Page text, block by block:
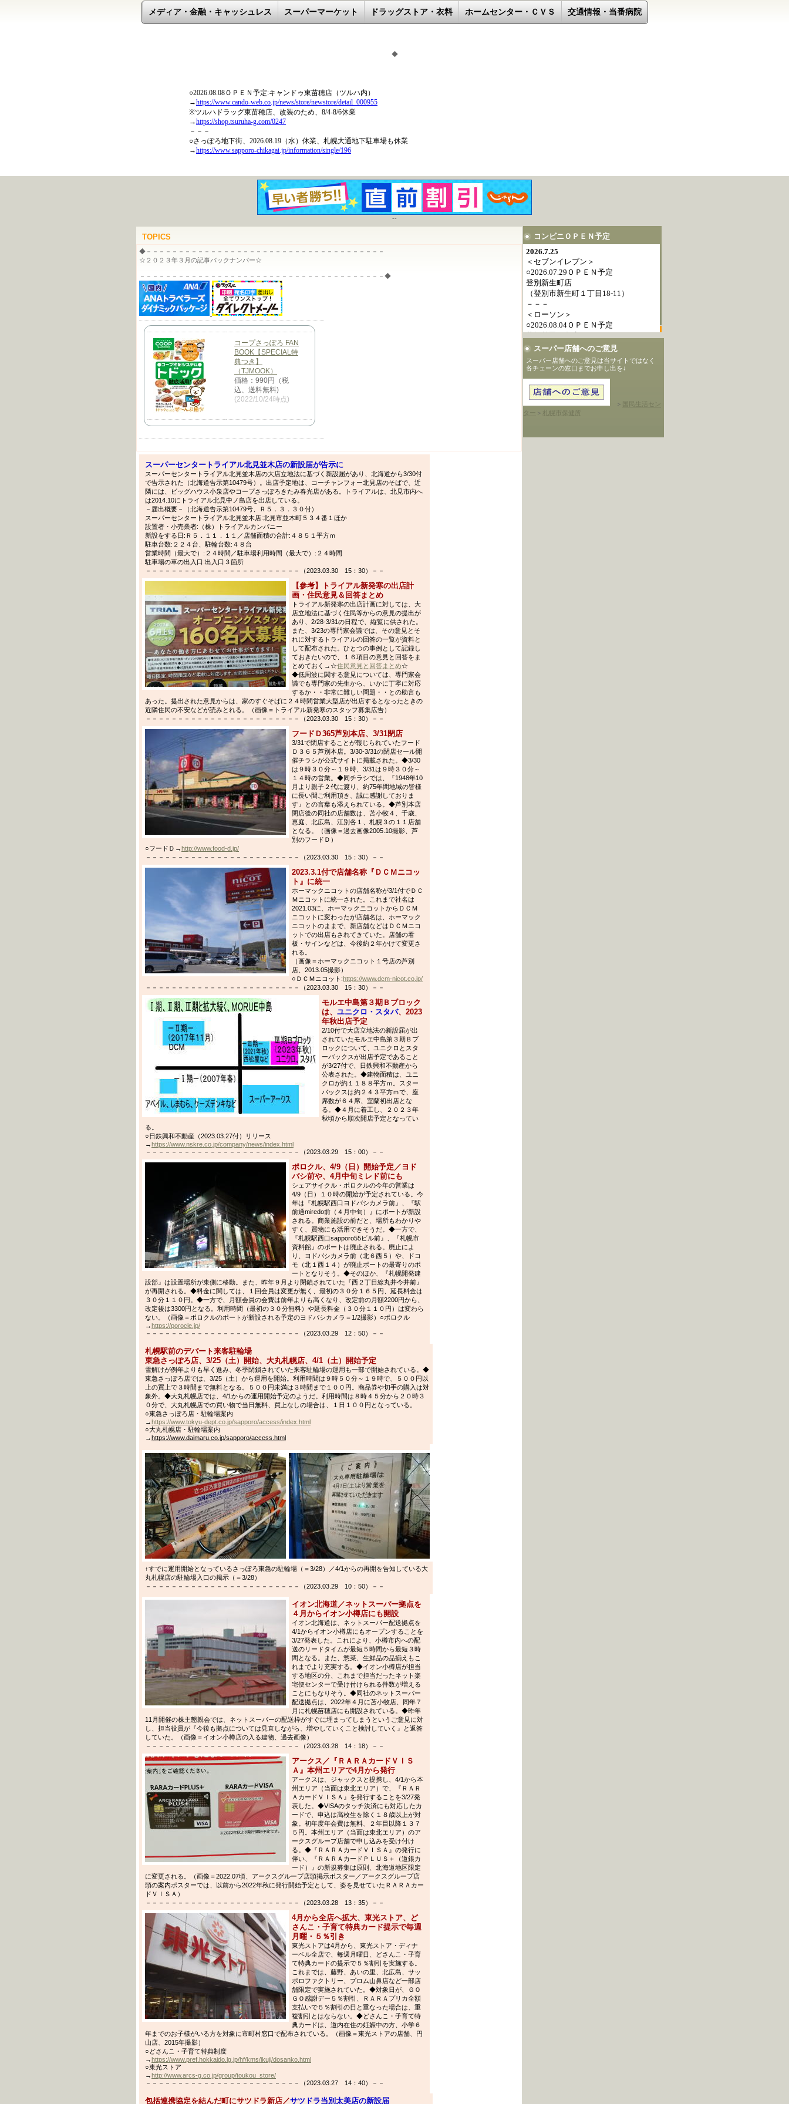
メディア・金融・キャッシュレス スーパーマーケット ドラッグストア・衣料 ホームセンター・ＣＶＳ 交通情報・当番病院
◆
コンビニＯＰＥＮ予定
スーパー店舗へのご意見
スーパー店舗へのご意見は当サイトではなく
各チェーンの窓口までお申し出を↓
＞
国民生活セン
ター
＞ 札幌市保健所
TOPICS
◆－－－－－－－－－－－－－－－－－－－－－－－－－－－－－－－－－－－－－
☆２０２３年３月の記事バックナンバー☆
－－－－－－－－－－－－－－－－－－－－－－－－－－－－－－－－－－－－－－◆
コープさっぽろ FAN
BOOK【SPECIAL特
典つき】
（TJMOOK）
価格：990円（税
込、送料無料)
(2022/10/24時点)
スーパーセンタートライアル北見並木店の新設届が告示に
スーパーセンタートライアル北見並木店の大店立地法に基づく新設届があり、北海道から3/30付
で告示された（北海道告示第10479号）。出店予定地は、コーチャンフォー北見店のそばで、近
隣には、ビッグハウス小泉店やコープさっぽろきたみ春光店がある。トライアルは、北見市内へ
は2014.10にトライアル北見中ノ島店を出店している。
－届出概要－（北海道告示第10479号、Ｒ５．３．３０付）
スーパーセンタートライアル北見並木店:北見市並木町５３４番１ほか
設置者・小売業者:（株）トライアルカンパニー
新設をする日:Ｒ５．１１．１１／店舗面積の合計:４８５１平方ｍ
駐車台数:２２４台、駐輪台数:４８台
営業時間（最大で）:２４時間／駐車場利用時間（最大で）:２４時間
駐車場の車の出入口:出入口３箇所
－－－－－－－－－－－－－－－－－－－－－－－－（2023.03.30 15：30）－－
【参考】トライアル新発寒の出店計
画・住民意見＆回答まとめ
トライアル新発寒の出店計画に対しては、大
店立地法に基づく住民等からの意見の提出が
あり、2/28-3/31の日程で、縦覧に供された。
また、3/23の専門家会議では、その意見とそ
れに対するトライアルの回答の一覧が資料と
して配布された。ひとつの事例として記録し
ておきたいので、１６項目の意見と回答をま
とめておく→☆住民意見と回答まとめ☆
◆低周波に関する意見については、専門家会
議でも専門家の先生から、いかに丁寧に対応
するか・・非常に難しい問題・・との助言も
あった。提出された意見からは、家のすぐそばに２４時間営業大型店が出店するとなったときの
近隣住民の不安などが読みとれる。（画像＝トライアル新発寒のスタッフ募集広告）
－－－－－－－－－－－－－－－－－－－－－－－－（2023.03.30 15：30）－－
フードＤ365芦別本店、3/31閉店
3/31で閉店することが報じられていたフード
Ｄ３６５芦別本店。3/30-3/31の閉店セール開
催チラシが公式サイトに掲載された。◆3/30
は９時３０分～１９時、3/31は９時３０分～
１４時の営業。◆同チラシでは、『1948年10
月より親子２代に渡り、約75年間地域の皆様
に長い間ご利用頂き、誠に感謝しておりま
す』との言葉も添えられている。◆芦別本店
閉店後の同社の店舗数は、苫小牧４、千歳、
恵庭、北広島、江別各１、札幌３の１１店舗
となる。（画像＝過去画像2005.10撮影、芦
別のフードＤ）
○フードＤ→http://www.food-d.jp/
－－－－－－－－－－－－－－－－－－－－－－－－（2023.03.30 15：30）－－
2023.3.1付で店舗名称『ＤＣＭニコッ
ト』に統一
ホーマックニコットの店舗名称が3/1付でＤＣ
Ｍニコットに統一された。これまで社名は
2021.03に、ホーマックニコットからＤＣＭ
ニコットに変わったが店舗名は、ホーマック
ニコットのままで、新店舗などはＤＣＭニコ
ットでの出店もされてきていた。店舗の看
板・サインなどは、今後約２年かけて変更さ
れる。
（画像＝ホーマックニコット１号店の芦別
店、2013.05撮影）
○ＤＣＭニコット:https://www.dcm-nicot.co.jp/
－－－－－－－－－－－－－－－－－－－－－－－－（2023.03.30 15：30）－－
モルエ中島第３期Ｂブロック
は、 ユニクロ・スタバ、2023
年秋出店予定
2/10付で大店立地法の新設届が出
されていたモルエ中島第３期Ｂブ
ロックについて、ユニクロとスタ
ーバックスが出店予定であること
が3/27付で、日鉄興和不動産から
公表された。◆建物面積は、ユニ
クロが約１１８８平方ｍ。スター
バックスは約２４３平方ｍで、座
席数が６４席、室蘭初出店とな
る。◆４月に着工し、２０２３年
秋頃から順次開店予定となってい
る。
○日鉄興和不動産（2023.03.27付）リリース
→https://www.nskre.co.jp/company/news/index.html
－－－－－－－－－－－－－－－－－－－－－－－－（2023.03.29 15：00）－－
ポロクル、4/9（日）開始予定／ヨド
バシ前や、4月中旬ミレド前にも
シェアサイクル・ポロクルの今年の営業は
4/9（日）１０時の開始が予定されている。今
年は『札幌駅西口ヨドバシカメラ前』、『駅
前通miredo前（４月中旬）』にポートが新設
される。商業施設の前だと、場所もわかりや
すく、買物にも活用できそうだ。◆一方で、
『札幌駅西口sapporo55ビル前』、『札幌市
資料館』のポートは廃止される。廃止によ
り、ヨドバシカメラ前（北６西５）や、ドコ
モ（北１西１４）が廃止ポートの最寄りのポ
ートとなりそう。◆そのほか、『札幌開発建
設部』は設置場所が東側に移動。また、昨年９月より閉鎖されていた『西２丁目線丸井今井前』
が再開される。◆料金に関しては、１回会員は変更が無く、最初の３０分１６５円、延長料金は
３０分１１０円。◆一方で、月額会員の会費は前年よりも高くなり、改定前の月額2200円から、
改定後は3300円となる。利用時間（最初の３０分無料）や延長料金（３０分１１０円）は変わら
ない。（画像＝ポロクルのポートが新設される予定のヨドバシカメラ＝1/2撮影）○ポロクル
→https://porocle.jp/
－－－－－－－－－－－－－－－－－－－－－－－－（2023.03.29 12：50）－－
札幌駅前のデパート来客駐輪場
東急さっぽろ店、3/25（土）開始、大丸札幌店、4/1（土）開始予定
雪解けが例年よりも早く進み、冬季閉鎖されていた来客駐輪場の運用も一部で開始されている。◆
東急さっぽろ店では、3/25（土）から運用を開始。利用時間は９時５０分～１９時で、５００円以
上の買上で３時間まで無料となる。５００円未満は３時間まで１００円。商品券や切手の購入は対
象外。◆大丸札幌店では、4/1からの運用開始予定のようだ。利用時間は８時４５分から２０時３
０分で、大丸札幌店での買い物で当日無料、買上なしの場合は、１日１００円となっている。
○東急さっぽろ店・駐輪場案内
→https://www.tokyu-dept.co.jp/sapporo/access/index.html
○大丸札幌店・駐輪場案内
→https://www.daimaru.co.jp/sapporo/access.html
↑すでに運用開始となっているさっぽろ東急の駐輪場（＝3/28）／4/1からの再開を告知している大
丸札幌店の駐輪場入口の掲示（＝3/28）
－－－－－－－－－－－－－－－－－－－－－－－－（2023.03.29 10：50）－－
イオン北海道／ネットスーパー拠点を
４月からイオン小樽店にも開設
イオン北海道は、ネットスーパー配送拠点を
4/1からイオン小樽店にもオープンすることを
3/27発表した。これにより、小樽市内への配
送のリードタイムが最短５時間から最短３時
間となる。また、惣菜、生鮮品の品揃えもこ
れまでより充実する。◆イオン小樽店が担当
する地区の分、これまで担当だったネット楽
宅便センターで受け付けられる件数が増える
ことにもなりそう。◆同社のネットスーパー
配送拠点は、2022年４月に苫小牧店、同年７
月に札幌苗穂店にも開設されている。◆昨年
11月開催の株主懇親会では、ネットスーパーの配送枠がすぐに埋まってしまうというご意見に対
し、担当役員が『今後も拠点については見直しながら、増やしていくこと検討していく』と返答
していた。（画像＝イオン小樽店の入る建物、過去画像）
－－－－－－－－－－－－－－－－－－－－－－－－（2023.03.28 14：18）－－
アークス／『ＲＡＲＡカードＶＩＳ
Ａ』本州エリアで4月から発行
アークスは、ジャックスと提携し、4/1から本
州エリア（当面は東北エリア）で、『ＲＡＲ
ＡカードＶＩＳＡ』を発行することを3/27発
表した。◆VISAのタッチ決済にも対応したカ
ードで、申込は高校生を除く１８歳以上が対
象。初年度年会費は無料、２年目以降１３７
５円。本州エリア（当面は東北エリア）のア
ークスグループ店舗で申し込みを受け付け
る。◆『ＲＡＲＡカードＶＩＳＡ』の発行に
伴い、『ＲＡＲＡカードＰＬＵＳ＋（道銀カ
ード）』の新規募集は原則、北海道地区限定
に変更される。（画像＝2022.07頃、アークスグループ店頭掲示ポスター／アークスグループ店
頭の案内ポスターでは、以前から2022年秋に発行開始予定として、姿を見せていたＲＡＲＡカー
ドＶＩＳＡ）
－－－－－－－－－－－－－－－－－－－－－－－－（2023.03.28 13：35）－－
4月から全店へ拡大、東光ストア、ど
さんこ・子育て特典カード提示で毎週
月曜・５％引き
東光ストアは4月から、東光ストア・ディナ
ーベル全店で、毎週月曜日、どさんこ・子育
て特典カードの提示で５％割引を実施する。
これまでは、藤野、あいの里、北広島、サッ
ポロファクトリー、プロム山鼻店など一部店
舗限定で実施されていた。◆対象日が、ＧＯ
ＧＯ感謝デー５％割引、ＲＡＲＡプリカ全額
支払いで５％割引の日と重なった場合は、重
複割引とはならない。◆どさんこ・子育て特
典カードは、道内在住の妊娠中の方、小学６
年までのお子様がいる方を対象に市町村窓口で配布されている。（画像＝東光ストアの店舗、円
山店、2015年撮影）
○どさんこ・子育て特典制度
→https://www.pref.hokkaido.lg.jp/hf/kms/ikuji/dosanko.html
○東光ストア
→http://www.arcs-g.co.jp/group/toukou_store/
－－－－－－－－－－－－－－－－－－－－－－－－（2023.03.27 14：40）－－
包括連携協定を結んだ町にサツドラ新店／サツドラ当別太美店の新設届
--